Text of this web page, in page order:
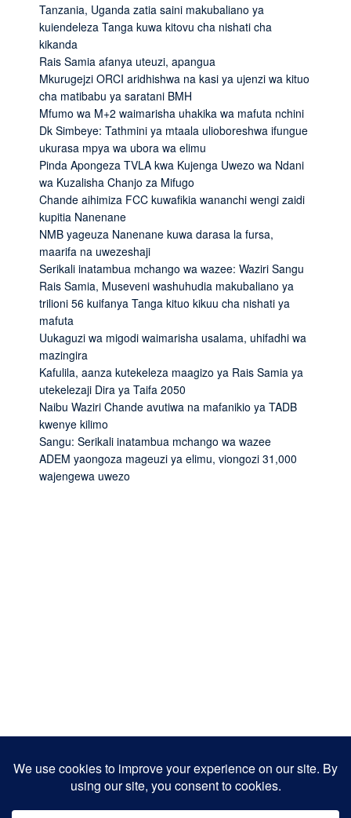
Tanzania, Uganda zatia saini makubaliano ya
kuiendeleza Tanga kuwa kitovu cha nishati cha
kikanda
Rais Samia afanya uteuzi, apangua
Mkurugejzi ORCI aridhishwa na kasi ya ujenzi wa kituo
cha matibabu ya saratani BMH
Mfumo wa M+2 waimarisha uhakika wa mafuta nchini
Dk Simbeye: Tathmini ya mtaala ulioboreshwa ifungue
ukurasa mpya wa ubora wa elimu
Pinda Apongeza TVLA kwa Kujenga Uwezo wa Ndani
wa Kuzalisha Chanjo za Mifugo
Chande aihimiza FCC kuwafikia wananchi wengi zaidi
kupitia Nanenane
NMB yageuza Nanenane kuwa darasa la fursa,
maarifa na uwezeshaji
Serikali inatambua mchango wa wazee: Waziri Sangu
Rais Samia, Museveni washuhudia makubaliano ya
trilioni 56 kuifanya Tanga kituo kikuu cha nishati ya
mafuta
Uukaguzi wa migodi waimarisha usalama, uhifadhi wa
mazingira
Kafulila, aanza kutekeleza maagizo ya Rais Samia ya
utekelezaji Dira ya Taifa 2050
Naibu Waziri Chande avutiwa na mafanikio ya TADB
kwenye kilimo
Sangu: Serikali inatambua mchango wa wazee
ADEM yaongoza mageuzi ya elimu, viongozi 31,000
wajengewa uwezo